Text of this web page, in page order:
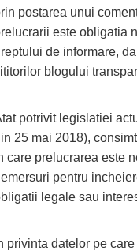
postarea unui
este obligatia
de informare,
blogului
potrivit legislatiei
25 mai 2018),
care prelucrarea este
pentru
legale sau
privinta datelor pe